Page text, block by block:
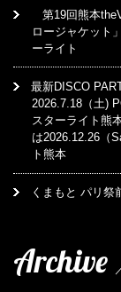
第19回熊本
ロージャケット
ーライト
最新DISCO
2026.7.18（土)
スターライト熊
は2026.12.26（
ト熊本
くまもと パリ
Archive